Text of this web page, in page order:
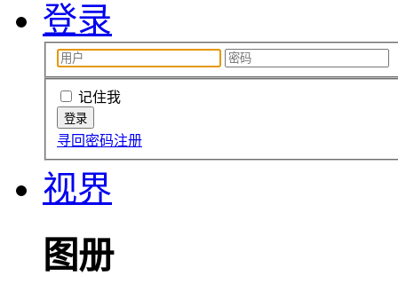
登录
记住我
寻回密码注册
视界
图册